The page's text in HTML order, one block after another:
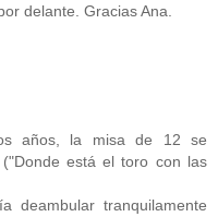
delante. Gracias Ana.
años, la misa de 12 se
está el toro con las
deambular tranquilamente